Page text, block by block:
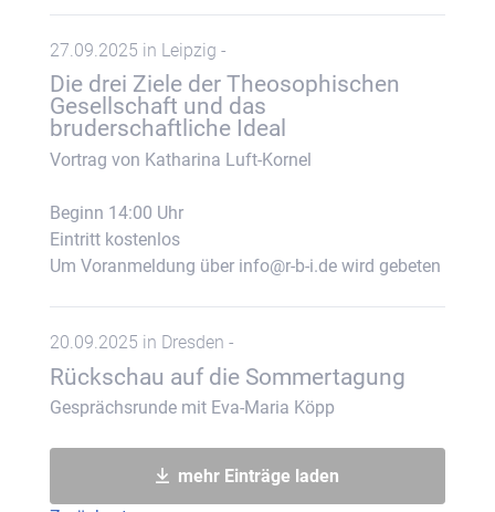
27.09.2025 in Leipzig -
Die drei Ziele der Theosophischen
Gesellschaft und das
bruderschaftliche Ideal
Vortrag von Katharina Luft-Kornel
Beginn 14:00 Uhr
Eintritt kostenlos
Um Voranmeldung über info@r-b-i.de wird gebeten
20.09.2025 in Dresden -
Rückschau auf die Sommertagung
Gesprächsrunde mit Eva-Maria Köpp
mehr Einträge laden